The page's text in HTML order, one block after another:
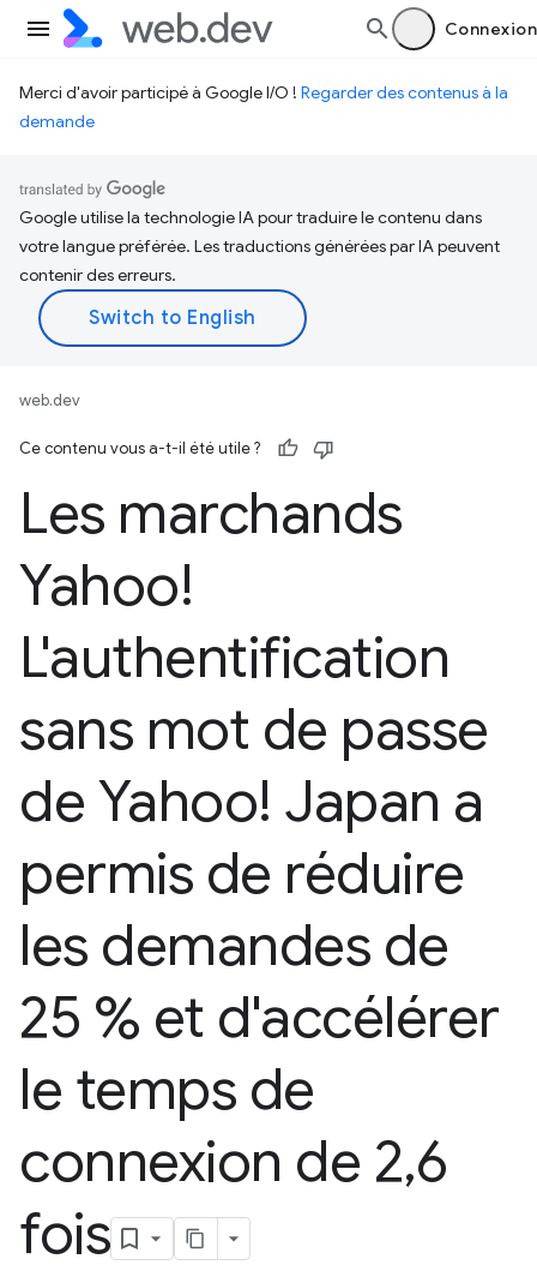
Connexion
Merci d'avoir participé à Google I/O ! Regarder des contenus à la
demande
Google utilise la technologie IA pour traduire le contenu dans
votre langue préférée. Les traductions générées par IA peuvent
contenir des erreurs.
web.dev
Ce contenu vous a-t-il été utile ?
Les marchands
Yahoo!
L'authentification
sans mot de passe
de Yahoo! Japan a
permis de réduire
les demandes de
25 % et d'accélérer
le temps de
connexion de 2,6
fois